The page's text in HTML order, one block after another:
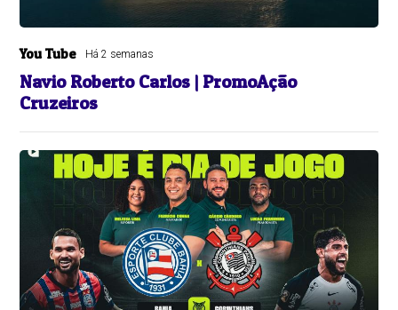
You Tube Há 2 semanas
Navio Roberto Carlos | PromoAção
Cruzeiros